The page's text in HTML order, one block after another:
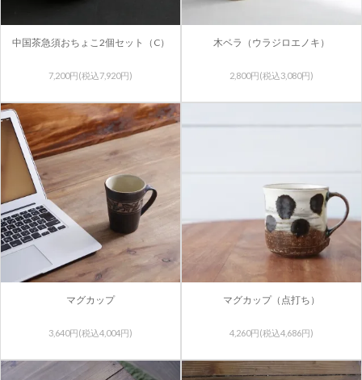
中国茶急須おちょこ2個セット（C）
7,200円(税込7,920円)
木ベラ（ウラジロエノキ）
2,800円(税込3,080円)
マグカップ
3,640円(税込4,004円)
マグカップ（点打ち）
4,260円(税込4,686円)